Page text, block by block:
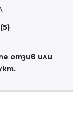
(5)
отзив или